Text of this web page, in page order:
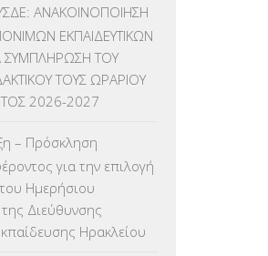
(3)
(73)
ΑΝΑΚΟΙΝΟΠΟΙΗΣΗ
ΕΚΠΑΙΔΕΥΤΙΚΩΝ
ΣΥΜΠΛΗΡΩΣΗ ΤΟΥ
ΤΟΥΣ ΩΡΑΡΙΟΥ
2026-2027
– Πρόσκληση
για την επιλογή
Ημερήσιου
Διεύθυνσης
Ηρακλείου